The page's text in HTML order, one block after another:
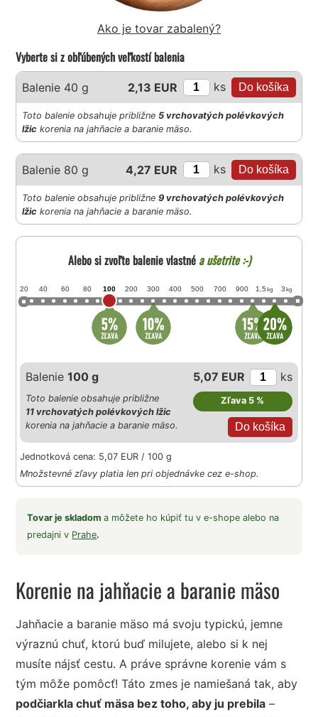
Ako je tovar zabalený?
Vyberte si z obľúbených veľkostí balenia
Balenie 40 g 2,13 EUR ks
Toto balenie obsahuje približne5 vrchovatých polévkových
lžic korenia na jahňacie a baranie mäso.
Balenie 80 g 4,27 EUR ks
Toto balenie obsahuje približne9 vrchovatých polévkových
lžic korenia na jahňacie a baranie mäso.
Alebo si zvoľte balenie vlastnéa ušetrite :-)
20 40 60 80 100 200 300 400 500 700 900 1,5 kg 3 kg
Balenie100 g 5,07 EUR ks
Zľava 5 %
Toto balenie obsahuje približne
11 vrchovatých polévkových lžic
korenia na jahňacie a baranie mäso.
Jednotková cena: 5,07 EUR / 100 g
Množstevné zľavy platia len pri objednávke cez e-shop.
Tovar je skladoma môžete ho kúpiť tu v e-shope alebo na
predajni v Prahe.
Korenie na jahňacie a baranie mäso
Jahňacie a baranie mäso má svoju typickú, jemne
výraznú chuť, ktorú buď milujete, alebo si k nej
musíte nájsť cestu. A práve správne korenie vám s
tým môže pomôcť! Táto zmes je namiešaná tak, aby
podčiarkla chuť mäsa bez toho, aby ju prebila –